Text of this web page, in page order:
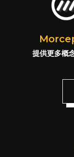
提供更多概